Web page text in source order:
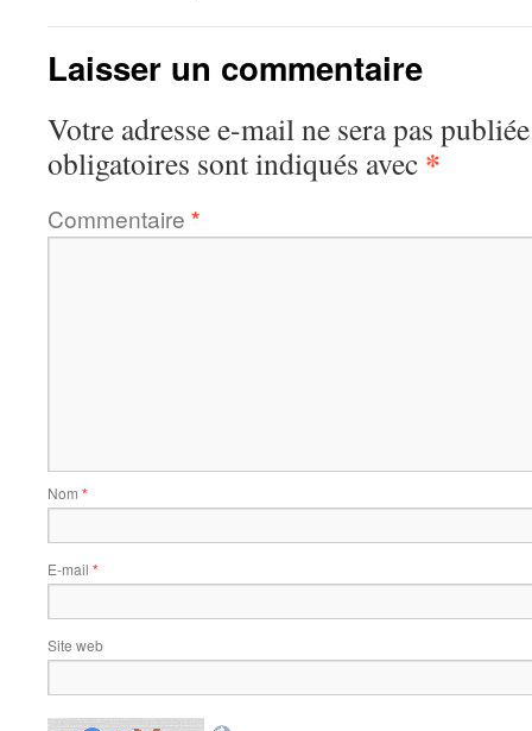
Laisser un commentaire
Votre adresse e-mail ne sera pas
obligatoires sont indiqués avec *
Commentaire *
Nom *
E-mail *
Site web